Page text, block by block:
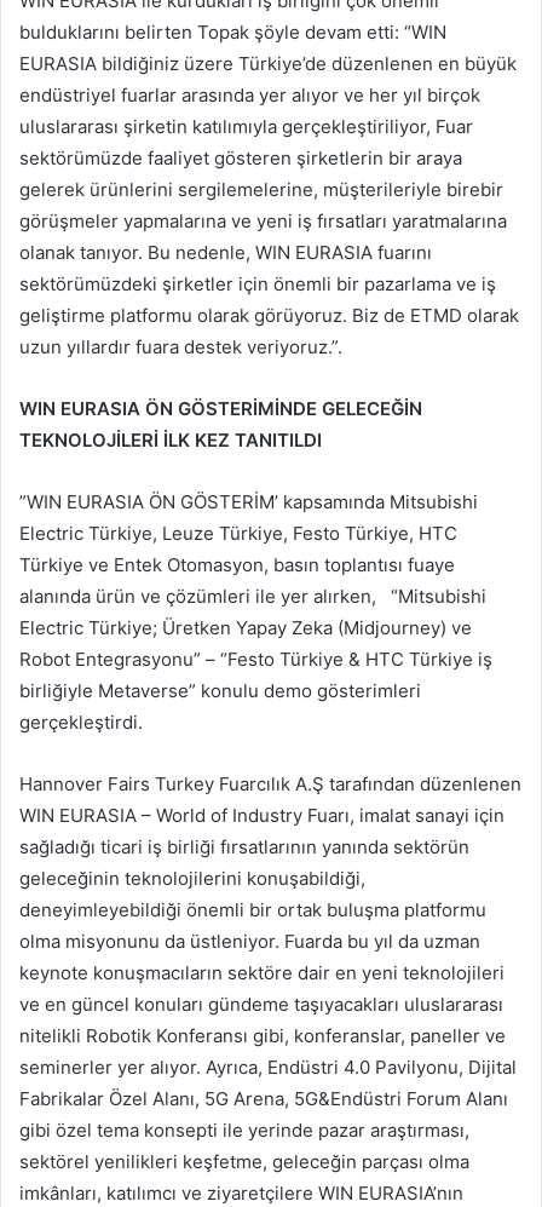
bulduklarını belirten Topak şöyle devam etti: “WIN
EURASIA bildiğiniz üzere Türkiye’de düzenlenen en büyük
endüstriyel fuarlar arasında yer alıyor ve her yıl birçok
uluslararası şirketin katılımıyla gerçekleştiriliyor, Fuar
sektörümüzde faaliyet gösteren şirketlerin bir araya
gelerek ürünlerini sergilemelerine, müşterileriyle birebir
görüşmeler yapmalarına ve yeni iş fırsatları yaratmalarına
olanak tanıyor. Bu nedenle, WIN EURASIA fuarını
sektörümüzdeki şirketler için önemli bir pazarlama ve iş
geliştirme platformu olarak görüyoruz. Biz de ETMD olarak
uzun yıllardır fuara destek veriyoruz.”.
WIN EURASIA ÖN GÖSTERİMİNDE GELECEĞİN
TEKNOLOJİLERİ İLK KEZ TANITILDI
”WIN EURASIA ÖN GÖSTERİM’ kapsamında Mitsubishi
Electric Türkiye, Leuze Türkiye, Festo Türkiye, HTC
Türkiye ve Entek Otomasyon, basın toplantısı fuaye
alanında ürün ve çözümleri ile yer alırken, “Mitsubishi
Electric Türkiye; Üretken Yapay Zeka (Midjourney) ve
Robot Entegrasyonu” – “Festo Türkiye & HTC Türkiye iş
birliğiyle Metaverse” konulu demo gösterimleri
gerçekleştirdi.
Hannover Fairs Turkey Fuarcılık A.Ş tarafından düzenlenen
WIN EURASIA – World of Industry Fuarı, imalat sanayi için
sağladığı ticari iş birliği fırsatlarının yanında sektörün
geleceğinin teknolojilerini konuşabildiği,
deneyimleyebildiği önemli bir ortak buluşma platformu
olma misyonunu da üstleniyor. Fuarda bu yıl da uzman
keynote konuşmacıların sektöre dair en yeni teknolojileri
ve en güncel konuları gündeme taşıyacakları uluslararası
nitelikli Robotik Konferansı gibi, konferanslar, paneller ve
seminerler yer alıyor. Ayrıca, Endüstri 4.0 Pavilyonu, Dijital
Fabrikalar Özel Alanı, 5G Arena, 5G&Endüstri Forum Alanı
gibi özel tema konsepti ile yerinde pazar araştırması,
sektörel yenilikleri keşfetme, geleceğin parçası olma
imkânları, katılımcı ve ziyaretçilere WIN EURASIA’nın